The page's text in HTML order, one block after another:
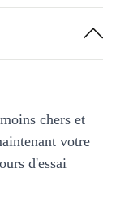
chers et
votre
d'essai